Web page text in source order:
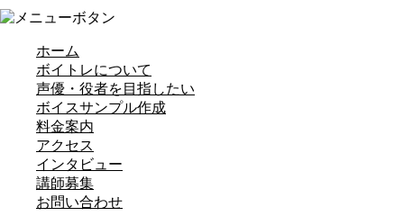
ホーム
ボイトレについて
声優・役者を目指したい
ボイスサンプル作成
料金案内
アクセス
インタビュー
講師募集
お問い合わせ